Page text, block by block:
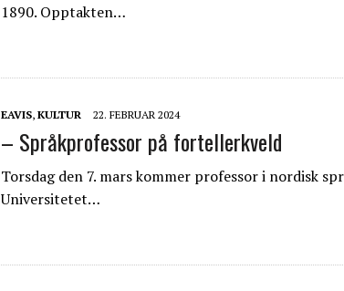
1890. Opptakten…
EAVIS, KULTUR 22. FEBRUAR 2024
– Språkprofessor på fortellerkveld
Torsdag den 7. mars kommer professor i nordisk
Universitetet…